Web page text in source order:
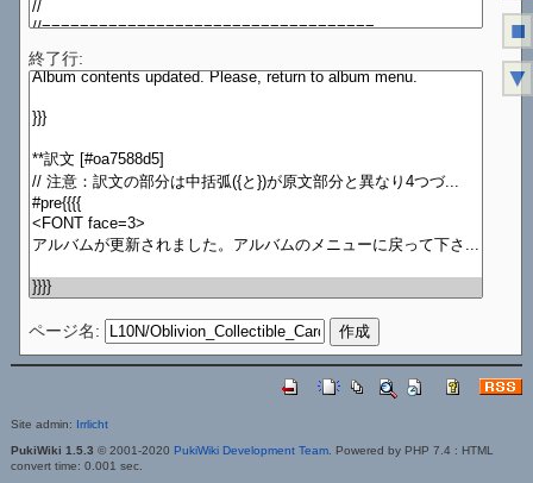
終了行:
ページ名:
Site admin: Irrlicht
PukiWiki 1.5.3 © 2001-2020 PukiWiki Development Team. Powered by PHP 7.4 : HTML
convert time: 0.001 sec.
■
▼